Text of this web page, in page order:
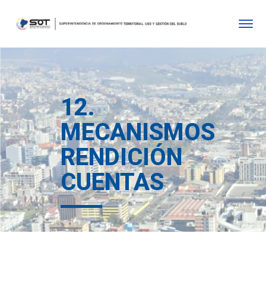
12.
MECANISMOS
RENDICIÓN
CUENTAS